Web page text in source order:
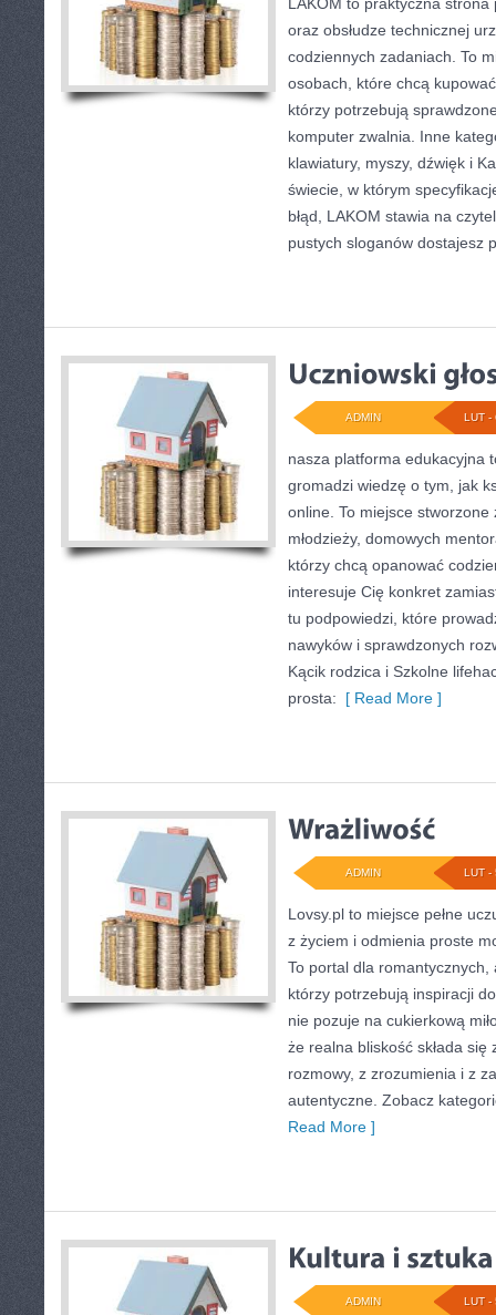
oraz obsłudze technicznej
codziennych zadaniach. To
osobach, które chcą
którzy potrzebują
komputer zwalnia. Inne
klawiatury, myszy, dźwięk i
świecie, w którym
błąd, LAKOM stawia na
pustych sloganów dostajesz
LUT -
ADMIN
nasza platforma edukacyjna
gromadzi wiedzę o tym, jak
online. To miejsce stworzone
młodzieży, domowych
którzy chcą opanować
interesuje Cię konkret
tu podpowiedzi, które
nawyków i sprawdzonych
Kącik rodzica i Szkolne
prosta: [ Read More ]
LUT -
ADMIN
Lovsy.pl to miejsce pełne
z życiem i odmienia proste
To portal dla
którzy potrzebują inspiracji
nie pozuje na cukierkową
że realna bliskość składa
rozmowy, z zrozumienia i z
autentyczne. Zobacz
Read More ]
LUT -
ADMIN